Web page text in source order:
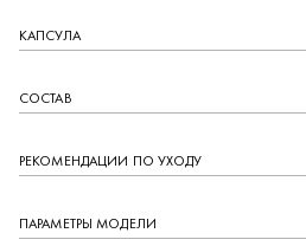
КАПCУЛА
СОСТАВ
РЕКОМЕНДАЦИИ ПО УХОДУ
ПАРАМЕТРЫ МОДЕЛИ